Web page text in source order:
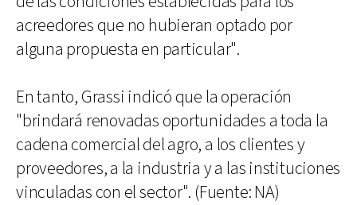
acreedores que no hubieran optado por
alguna propuesta en particular".
En tanto, Grassi indicó que la operación
"brindará renovadas oportunidades a toda la
cadena comercial del agro, a los clientes y
proveedores, a la industria y a las instituciones
vinculadas con el sector". (Fuente: NA)